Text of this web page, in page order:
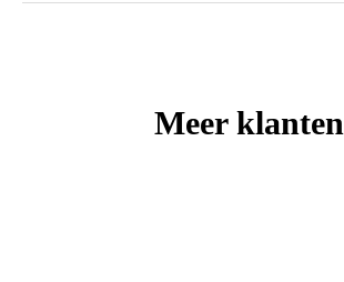
Meer klanten